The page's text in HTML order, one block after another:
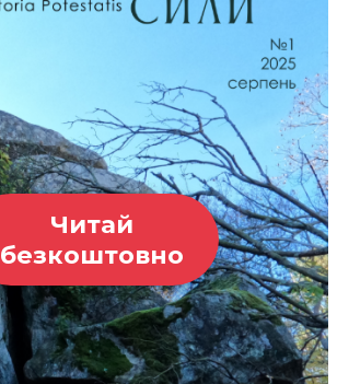
Читай
безкоштовно